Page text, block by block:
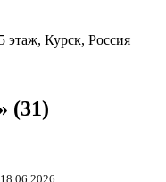
этаж, Курск, Россия
(31)
18.06.2026